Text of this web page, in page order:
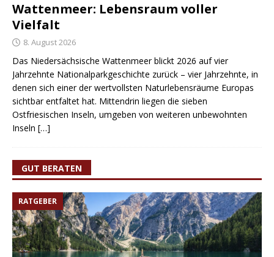
Wattenmeer: Lebensraum voller
Vielfalt
8. August 2026
Das Niedersächsische Wattenmeer blickt 2026 auf vier
Jahrzehnte Nationalparkgeschichte zurück – vier Jahrzehnte, in
denen sich einer der wertvollsten Naturlebensräume Europas
sichtbar entfaltet hat. Mittendrin liegen die sieben
Ostfriesischen Inseln, umgeben von weiteren unbewohnten
Inseln […]
GUT BERATEN
RATGEBER